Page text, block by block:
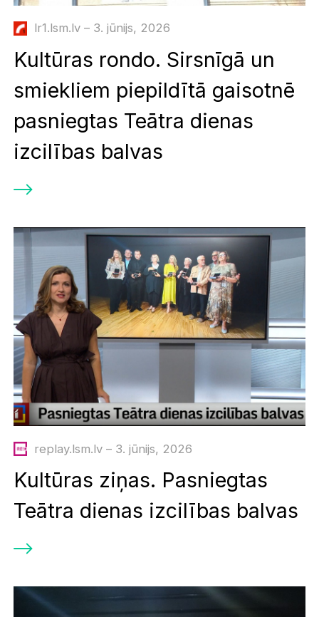
lr1.lsm.lv – 3. jūnijs, 2026
Kultūras rondo. Sirsnīgā un
smiekliem piepildītā gaisotnē
pasniegtas Teātra dienas
izcilības balvas
replay.lsm.lv – 3. jūnijs, 2026
Kultūras ziņas. Pasniegtas
Teātra dienas izcilības balvas